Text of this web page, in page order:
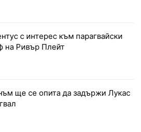
с интерес към парагвайски
на Ривър Плейт
ще се опита да задържи Лукас